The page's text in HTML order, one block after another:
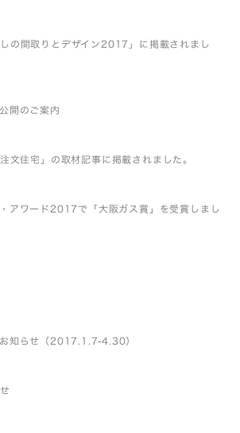
の間取りとデザイン2017」に掲載されまし
開のご案内
文住宅」の取材記事に掲載されました。
アワード2017で「大阪ガス賞」を受賞しまし
お知らせ（2017.1.7-4.30）